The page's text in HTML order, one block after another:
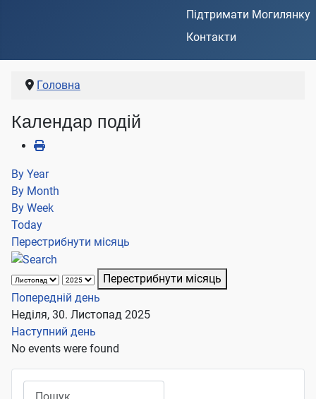
Підтримати Могилянку
Контакти
Головна
Календар подій
By Year
By Month
By Week
Today
Перестрибнути місяць
Перестрибнути місяць
Попередній день
Неділя, 30. Листопад 2025
Наступний день
No events were found